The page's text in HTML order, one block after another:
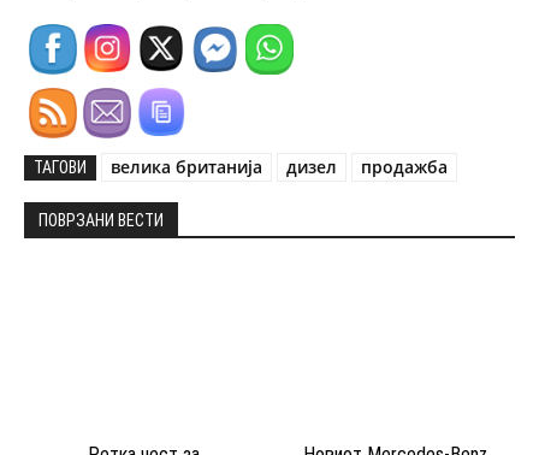
ТАГОВИ велика британија дизел продажба
ПОВРЗАНИ ВЕСТИ